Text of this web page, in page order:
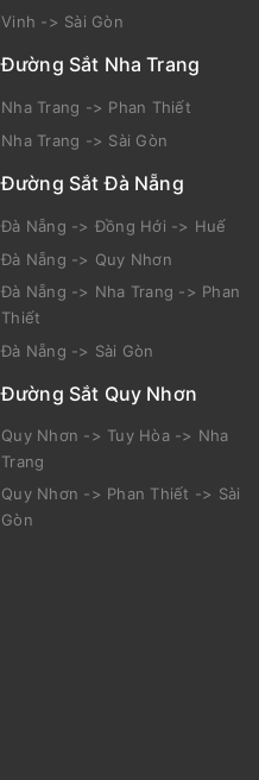
Vinh -> Sài Gòn
Đường Sắt Nha Trang
Nha Trang -> Phan Thiết
Nha Trang -> Sài Gòn
Đường Sắt Đà Nẵng
Đà Nẵng -> Đồng Hới -> Huế
Đà Nẵng -> Quy Nhơn
Đà Nẵng -> Nha Trang -> Phan
Thiết
Đà Nẵng -> Sài Gòn
Đường Sắt Quy Nhơn
Quy Nhơn -> Tuy Hòa -> Nha
Trang
Quy Nhơn -> Phan Thiết -> Sài
Gòn